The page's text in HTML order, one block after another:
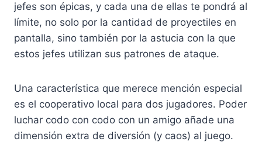
jefes son épicas, y cada una de ellas te pondrá al
límite, no solo por la cantidad de proyectiles en
pantalla, sino también por la astucia con la que
estos jefes utilizan sus patrones de ataque.
Una característica que merece mención especial
es el cooperativo local para dos jugadores. Poder
luchar codo con codo con un amigo añade una
dimensión extra de diversión (y caos) al juego.